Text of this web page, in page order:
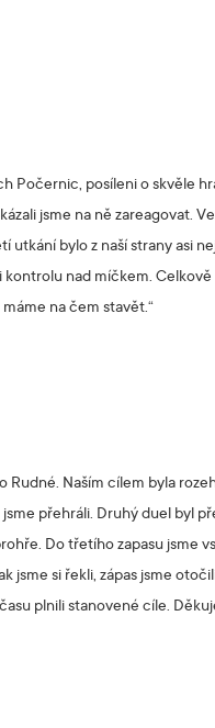
Počernic, posíleni o skvěle
jsme na ně zareagovat.
utkání bylo z naší strany asi
kontrolu nad míčkem.
na čem stavět.“
Rudné. Naším cílem byla
přehráli. Druhý duel byl
Do třetího zapasu jsme
jsme si řekli, zápas jsme
plnili stanovené cíle.